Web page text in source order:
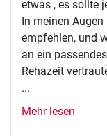
etwas , es sollte
In meinen
empfehlen, und
an ein
Rehazeit
...
Mehr lesen